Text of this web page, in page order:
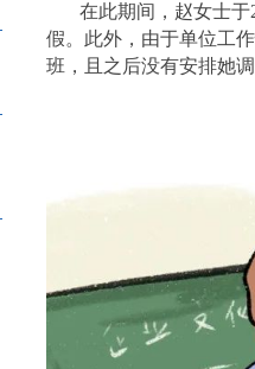
在此期间，赵女士于
假。此外，由于单位工
班，且之后没有安排她